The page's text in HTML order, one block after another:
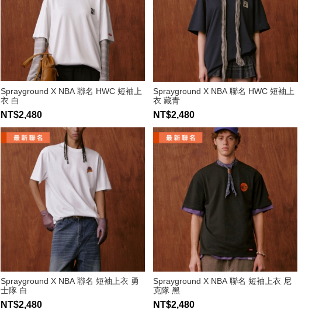
Sprayground X NBA 聯名 HWC 短袖上
衣 白
NT$2,480
Sprayground X NBA 聯名 HWC 短袖上
衣 藏青
NT$2,480
Sprayground X NBA 聯名 短袖上衣 勇
士隊 白
NT$2,480
Sprayground X NBA 聯名 短袖上衣 尼
克隊 黑
NT$2,480